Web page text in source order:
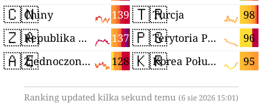
🇨🇳 139
Chiny
🇿🇦 137
Republika Południowej Afryki
🇦🇪 128
Zjednoczone Emiraty Arabskie
🇹🇷 98
Turcja
🇵🇸 96
Terytoria Palestyńskie
🇰🇷 95
Korea Południowa
Ranking updated kilka sekund temu (6 sie 2026 15:01)